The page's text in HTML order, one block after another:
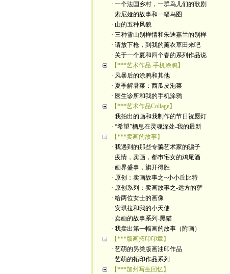
· 一个法国乡村，一群鸟儿们的歌剧
· 索尼娅的故事和一幅鸟图
· 山的五种风貌
· 三种雪山别样情和朱迪嘉兰的别样
· 请放下枪，到我的薰衣草田来吧
· 关于一个夏和四个春的系列作品说
【***艺术作品-手机涂鸦】
· 风暴后的涂鸦和其他
· 夏季解暑菜：西瓜皮泡菜
· 医生诊所和我的手机涂鸦
【***艺术作品Collage】
· 我拍出的画和我制作的节日祝愿灯
· “希望”栖息在灵魂深处-我的最新
【***卖画的故事】
· 我遇到的那些专骗艺术家的骗子
· 疫情，卖画，都市宅女的鸡尾酒
· 画界盛事，旗开得胜
· 原创：卖画故事之~小小丘比特
· 原创系列：卖画故事之-远方的萨
· 给两位女士的画像
· 安琪拉和我的小天使
· 卖画的故事系列-黑猫
· 我卖出第一幅画的故事（附画）
【***版画拓印印章】
· 艺萌的另类版画油印作品
· 艺萌的拓印作品系列
【***加州写生回忆】